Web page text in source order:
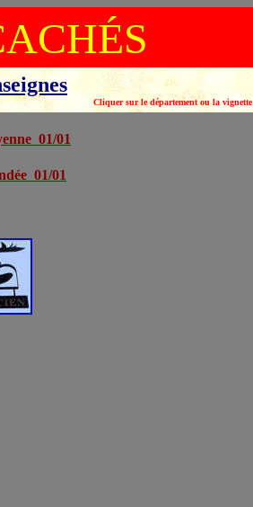
la vignette
01/01
01/01